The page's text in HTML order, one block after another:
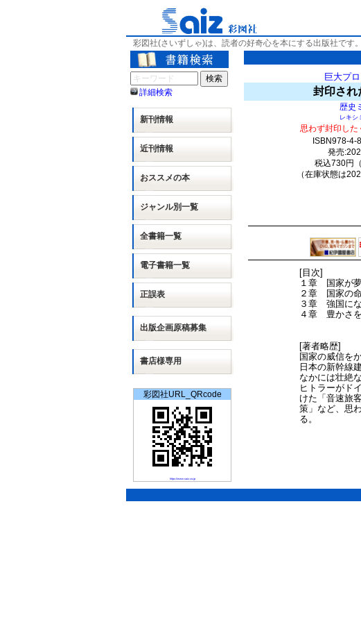
彩図社(さいずしゃ)は、読者の好奇心を本にする出版社です。
詳細検索
新刊情報
近刊情報
おススメの本
ジャンル別一覧
全書籍一覧
電子書籍一覧
正誤表
出版企画原稿募集
書店様専用
彩図社URL_QRcode
https://www.saiz.co.jp
巨大プ
封印され
歴史
レキシ
思わず封印した
ISBN978-4-
発売
税込730円
（在庫状態は
[目次]
１章 国家が
２章 国家の
３章 強国に
４章 豊かさ
[著者略歴]
国家の威信を
日本の新幹線
なかには壮絶
ヒトラーがド
けた「音速旅
策」など、思
る。